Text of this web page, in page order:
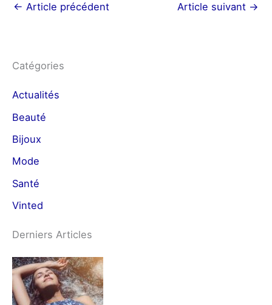
← Article précédent Article suivant →
Catégories
Actualités
Beauté
Bijoux
Mode
Santé
Vinted
Derniers Articles